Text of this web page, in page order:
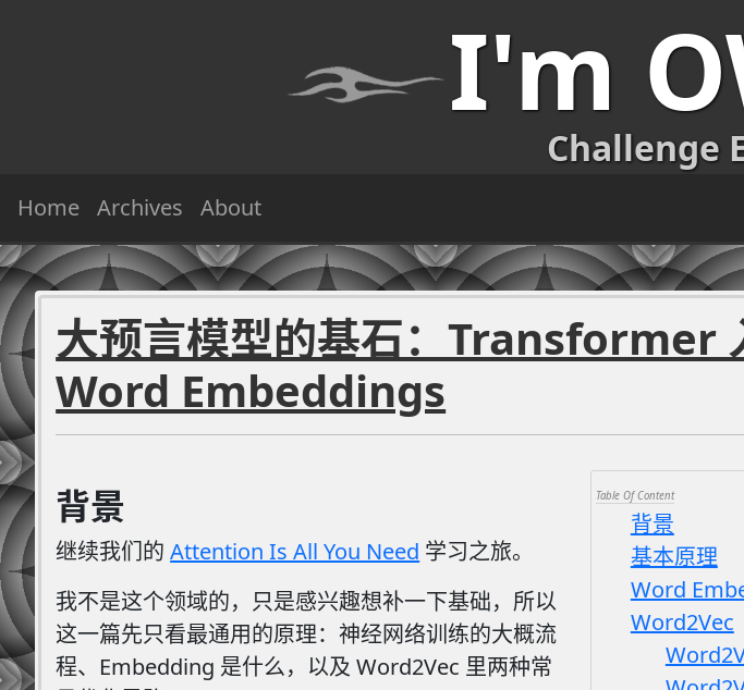
I'm
Challenge
Home Archives About
大预言模型的基石：Transformer
Word Embeddings
背景
基本原理
Word
Word2Vec
背景
继续我们的Attention Is All You Need 学习之旅。
我不是这个领域的，只是感兴趣想补一下基础，所以
这一篇先只看最通用的原理：神经网络训练的大概流
程、Embedding 是什么，以及 Word2Vec 里两种常